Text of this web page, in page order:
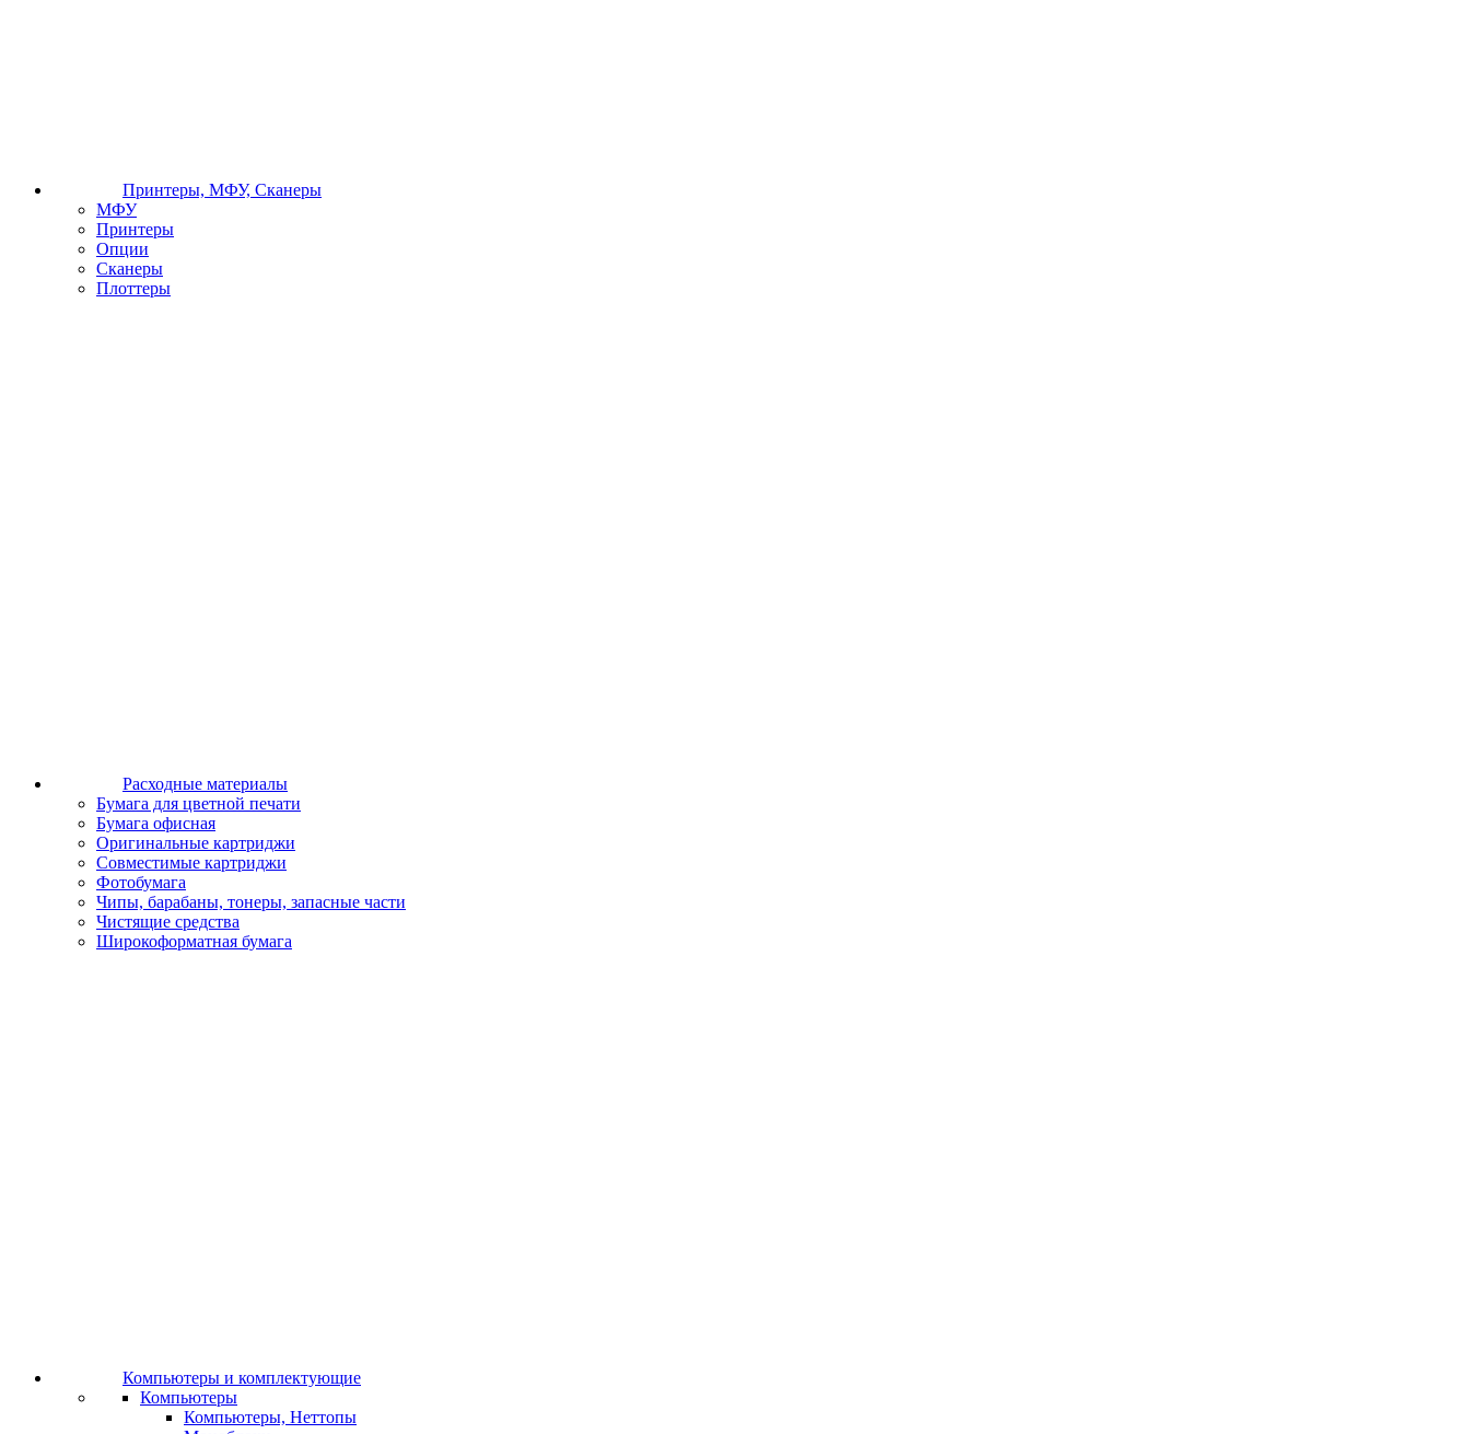
Принтеры, МФУ, Сканеры
МФУ
Принтеры
Опции
Сканеры
Плоттеры
Расходные материалы
Бумага для цветной печати
Бумага офисная
Оригинальные картриджи
Совместимые картриджи
Фотобумага
Чипы, барабаны, тонеры, запасные части
Чистящие средства
Широкоформатная бумага
Компьютеры и комплектующие
Компьютеры
Компьютеры, Неттопы